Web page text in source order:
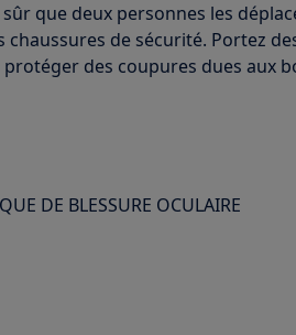
que deux personnes les
chaussures de sécurité. Portez
des coupures dues aux
DE BLESSURE OCULAIRE